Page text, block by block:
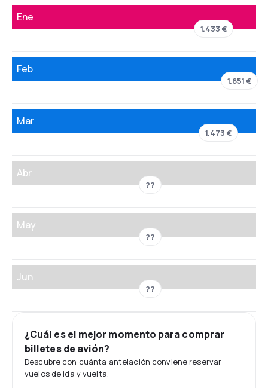
Ene
1.433 €
Feb
1.651 €
Mar
1.473 €
Abr
??
May
??
Jun
??
¿Cuál es el mejor momento para comprar
billetes de avión?
Descubre con cuánta antelación conviene reservar
vuelos de ida y vuelta.